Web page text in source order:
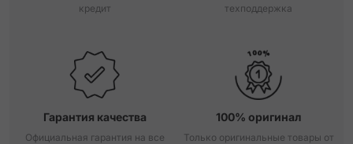
кредит
техподдержка
Гарантия качества
Официальная гарантия на все
100% оригинал
Только оригинальные товары от